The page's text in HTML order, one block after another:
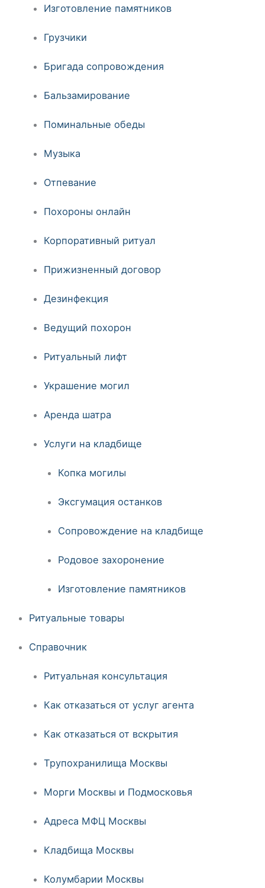
Изготовление памятников
Грузчики
Бригада сопровождения
Бальзамирование
Поминальные обеды
Музыка
Отпевание
Похороны онлайн
Корпоративный ритуал
Прижизненный договор
Дезинфекция
Ведущий похорон
Ритуальный лифт
Украшение могил
Аренда шатра
Услуги на кладбище
Копка могилы
Эксгумация останков
Сопровождение на кладбище
Родовое захоронение
Изготовление памятников
Ритуальные товары
Справочник
Ритуальная консультация
Как отказаться от услуг агента
Как отказаться от вскрытия
Трупохранилища Москвы
Морги Москвы и Подмосковья
Адреса МФЦ Москвы
Кладбища Москвы
Колумбарии Москвы